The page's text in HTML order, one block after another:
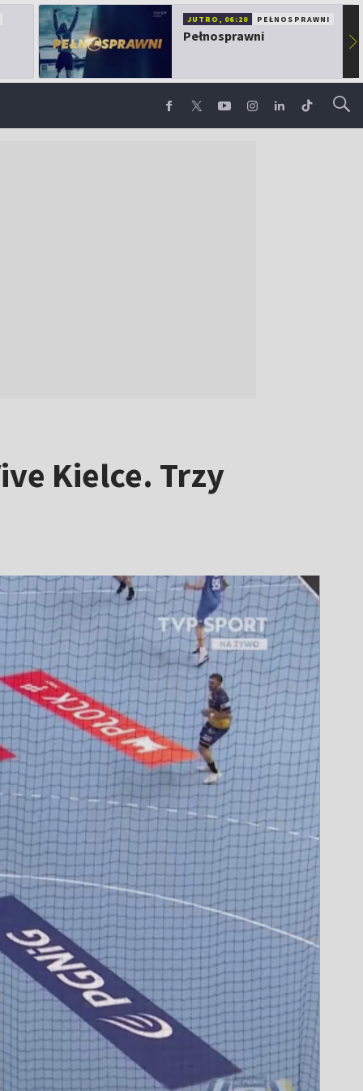
JUTRO, 06:20 PEŁNOSPRAWNI
Pełnosprawni ▶
Kielce. Trzy